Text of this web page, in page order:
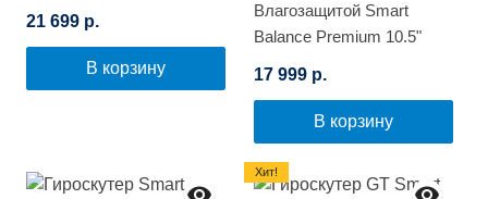
21 699 р.
В корзину
Влагозащитой Smart
Balance Premium 10.5"
17 999 р.
В корзину
Хит!